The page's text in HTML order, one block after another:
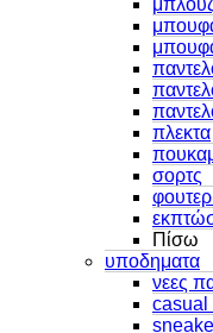
πλεκτα
σορτς
Πίσω
υποδηματα
νεες
casual